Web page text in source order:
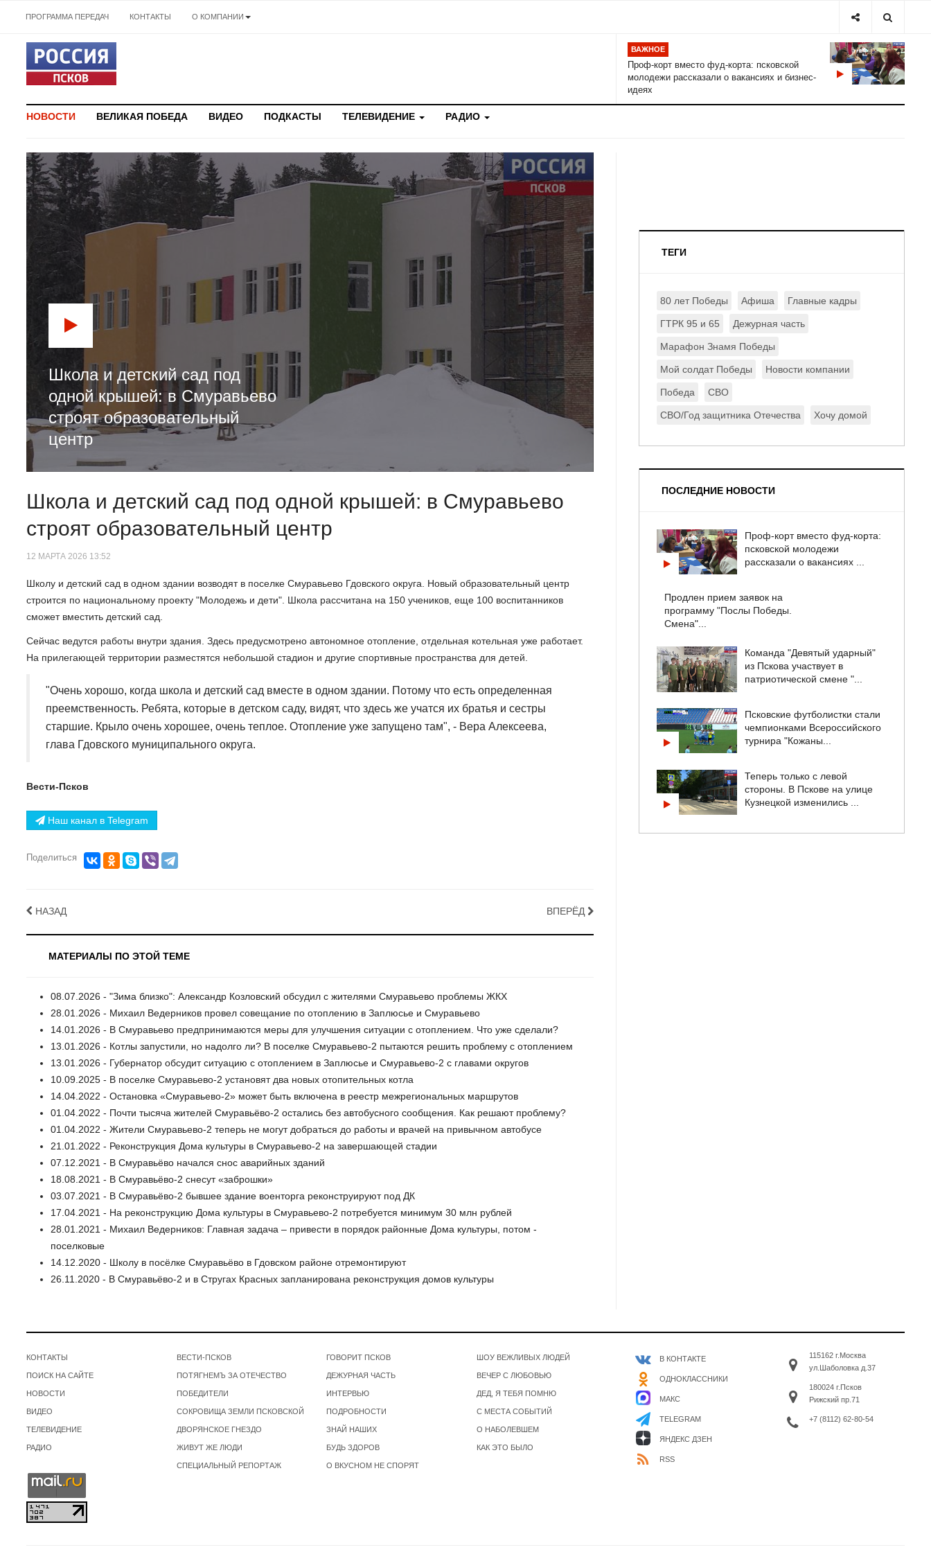
ПРОГРАММА ПЕРЕДАЧ КОНТАКТЫ О КОМПАНИИ
ВАЖНОЕ
Проф-корт вместо фуд-корта: псковской
молодежи рассказали о вакансиях и бизнес-
идеях
НОВОСТИ ВЕЛИКАЯ ПОБЕДА ВИДЕО ПОДКАСТЫ ТЕЛЕВИДЕНИЕ РАДИО
Школа и детский сад под
одной крышей: в Смуравьево
строят образовательный
центр
Школа и детский сад под одной крышей: в Смуравьево
строят образовательный центр
12 МАРТА 2026 13:52
Школу и детский сад в одном здании возводят в поселке Смуравьево Гдовского округа. Новый образовательный центр
строится по национальному проекту "Молодежь и дети". Школа рассчитана на 150 учеников, еще 100 воспитанников
сможет вместить детский сад.
Сейчас ведутся работы внутри здания. Здесь предусмотрено автономное отопление, отдельная котельная уже работает.
На прилегающей территории разместятся небольшой стадион и другие спортивные пространства для детей.
"Очень хорошо, когда школа и детский сад вместе в одном здании. Потому что есть определенная
преемственность. Ребята, которые в детском саду, видят, что здесь же учатся их братья и сестры
старшие. Крыло очень хорошее, очень теплое. Отопление уже запущено там", - Вера Алексеева,
глава Гдовского муниципального округа.
Вести-Псков
Наш канал в Telegram
Поделиться
НАЗАД ВПЕРЁД
МАТЕРИАЛЫ ПО ЭТОЙ ТЕМЕ
08.07.2026 - "Зима близко": Александр Козловский обсудил с жителями Смуравьево проблемы ЖКХ
28.01.2026 - Михаил Ведерников провел совещание по отоплению в Заплюсье и Смуравьево
14.01.2026 - В Смуравьево предпринимаются меры для улучшения ситуации с отоплением. Что уже сделали?
13.01.2026 - Котлы запустили, но надолго ли? В поселке Смуравьево-2 пытаются решить проблему с отоплением
13.01.2026 - Губернатор обсудит ситуацию с отоплением в Заплюсье и Смуравьево-2 с главами округов
10.09.2025 - В поселке Смуравьево-2 установят два новых отопительных котла
14.04.2022 - Остановка «Смуравьево-2» может быть включена в реестр межрегиональных маршрутов
01.04.2022 - Почти тысяча жителей Смуравьёво-2 остались без автобусного сообщения. Как решают проблему?
01.04.2022 - Жители Смуравьево-2 теперь не могут добраться до работы и врачей на привычном автобусе
21.01.2022 - Реконструкция Дома культуры в Смуравьево-2 на завершающей стадии
07.12.2021 - В Смуравьёво начался снос аварийных зданий
18.08.2021 - В Смуравьёво-2 снесут «заброшки»
03.07.2021 - В Смуравьёво-2 бывшее здание военторга реконструируют под ДК
17.04.2021 - На реконструкцию Дома культуры в Смуравьево-2 потребуется минимум 30 млн рублей
28.01.2021 - Михаил Ведерников: Главная задача – привести в порядок районные Дома культуры, потом -
поселковые
14.12.2020 - Школу в посёлке Смуравьёво в Гдовском районе отремонтируют
26.11.2020 - В Смуравьёво-2 и в Стругах Красных запланирована реконструкция домов культуры
ТЕГИ
80 лет Победы Афиша Главные кадры
ГТРК 95 и 65 Дежурная часть
Марафон Знамя Победы
Мой солдат Победы Новости компании
Победа СВО
СВО/Год защитника Отечества Хочу домой
ПОСЛЕДНИЕ НОВОСТИ
Проф-корт вместо фуд-корта:
псковской молодежи
рассказали о вакансиях ...
Продлен прием заявок на
программу "Послы Победы.
Смена"...
Команда "Девятый ударный"
из Пскова участвует в
патриотической смене "...
Псковские футболистки стали
чемпионками Всероссийского
турнира "Кожаны...
Теперь только с левой
стороны. В Пскове на улице
Кузнецкой изменились ...
КОНТАКТЫ
ПОИСК НА САЙТЕ
НОВОСТИ
ВИДЕО
ТЕЛЕВИДЕНИЕ
РАДИО
ВЕСТИ-ПСКОВ
ПОТЯГНЕМЪ ЗА ОТЕЧЕСТВО
ПОБЕДИТЕЛИ
СОКРОВИЩА ЗЕМЛИ ПСКОВСКОЙ
ДВОРЯНСКОЕ ГНЕЗДО
ЖИВУТ ЖЕ ЛЮДИ
СПЕЦИАЛЬНЫЙ РЕПОРТАЖ
ГОВОРИТ ПСКОВ
ДЕЖУРНАЯ ЧАСТЬ
ИНТЕРВЬЮ
ПОДРОБНОСТИ
ЗНАЙ НАШИХ
БУДЬ ЗДОРОВ
О ВКУСНОМ НЕ СПОРЯТ
ШОУ ВЕЖЛИВЫХ ЛЮДЕЙ
ВЕЧЕР С ЛЮБОВЬЮ
ДЕД, Я ТЕБЯ ПОМНЮ
С МЕСТА СОБЫТИЙ
О НАБОЛЕВШЕМ
КАК ЭТО БЫЛО
В КОНТАКТЕ
ОДНОКЛАССНИКИ
МАКС
TELEGRAM
ЯНДЕКС ДЗЕН
RSS
115162 г.Москва
ул.Шаболовка д.37
180024 г.Псков
Рижский пр.71
+7 (8112) 62-80-54